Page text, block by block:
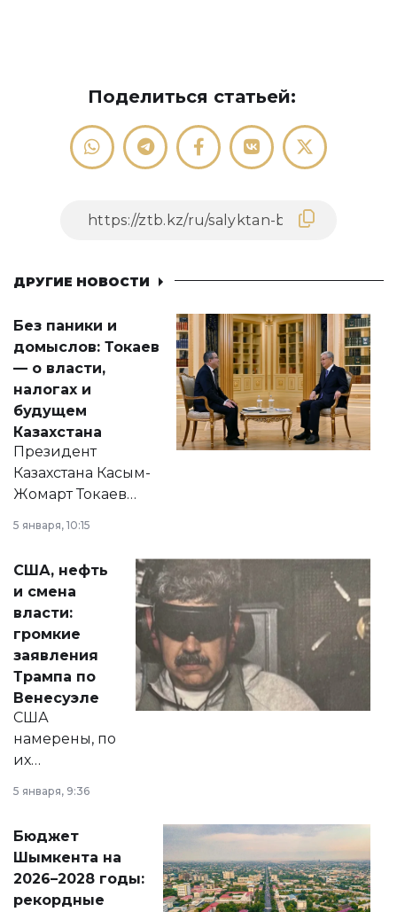
Поделиться статьей:
ДРУГИЕ НОВОСТИ
Без паники и
домыслов: Токаев
— о власти,
налогах и
будущем
Казахстана
Президент
Казахстана Касым-
Жомарт Токаев
сразу несколько
актуальных тем —
от слухов о
политических
реформах до
вопросов армии,
экономики и
личного здоровья.
5 января, 10:15
США, нефть
и смена
власти:
громкие
заявления
Трампа по
Венесуэле
США
намерены, по
их
принести
народу
Венесуэлы.
5 января, 9:36
Бюджет
Шымкента на
2026–2028 годы:
рекордные